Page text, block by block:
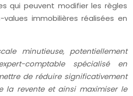
qui peuvent modifier les règles
values immobilières réalisées en
minutieuse, potentiellement
comptable spécialisé en
de réduire significativement
la revente et ainsi maximiser le